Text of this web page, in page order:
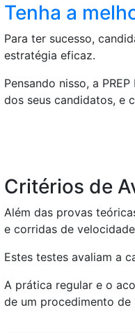
Tenha a
Para ter sucesso,
estratégia eficaz.
Pensando nisso, a
dos seus candidatos, e
Critérios de
Além das provas
e corridas de
Estes testes avaliam a
A prática regular e o
de um procedimento